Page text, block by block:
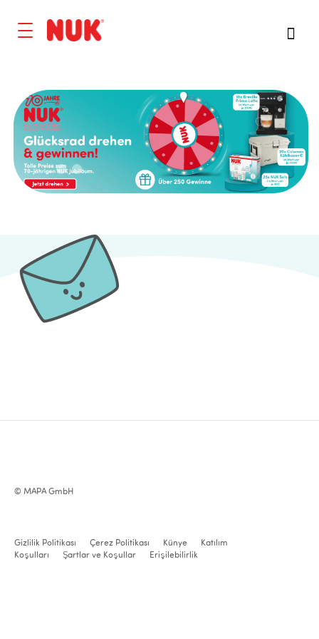
© MAPA GmbH
Gizlilik Politikası Çerez Politikası Künye
Katılım
Koşulları
Şartlar ve Koşullar Erişilebilirlik